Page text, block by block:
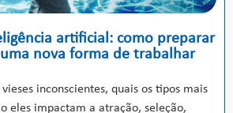
artificial: como preparar
nova forma de trabalhar
inconscientes, quais os tipos mais
eles impactam a atração, seleção,